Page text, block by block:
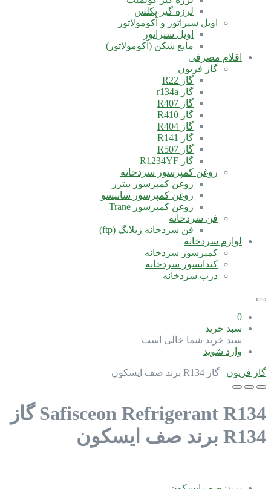
لرزه گیر پکلس
اویل سپراتور و آکومولاتور
اویل سپراتور
مایع شکن (آکومولاتور)
اقلام مصرفی
گاز فریون
گاز R22
گاز r134a
گاز R407
گاز R410
گاز R404
گاز R141
گاز R507
گاز R1234YF
روغن کمپرسور سردخانه
روغن کمپرسور بیتزر
روغن کمپرسور سانیسو
روغن کمپرسور Trane
فن سردخانه
فن سردخانه زیلابگ (ftp)
لوازم سردخانه
کمپرسور سردخانه
کندانسور سردخانه
درب سردخانه
0
سبد خرید
سبد خرید شما خالی است
وارد شوید
گاز فریون | گاز R134 برند صف ایسکون
Safisceon Refrigerant R134گاز
R134 برند صف ایسکون